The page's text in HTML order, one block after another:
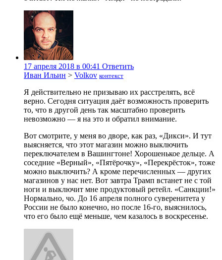
17 апреля 2018 в 00:41 Ответить
Иван Ильин > Volkov контекст
Я действительно не призываю их расстрелять, всё
верно. Сегодня ситуация даёт возможность проверить
то, что в другой день так масштабно проверить
невозможно — я на это и обратил внимание.
Вот смотрите, у меня во дворе, как раз, «Дикси». И тут
выясняется, что этот магазин можно выключить
переключателем в Вашингтоне! Хорошенькое дельце. А
соседние «Верный», «Пятёрочку», «Перекрёсток», тоже
можно выключить? А кроме перечисленных — других
магазинов у нас нет. Вот завтра Трамп встанет не с той
ноги и выключит мне продуктовый ретейл. «Санкции!»
Нормально, чо. До 16 апреля полного суверенитета у
России не было конечно, но после 16-го, выяснилось,
что его было ещё меньше, чем казалось в воскресенье.